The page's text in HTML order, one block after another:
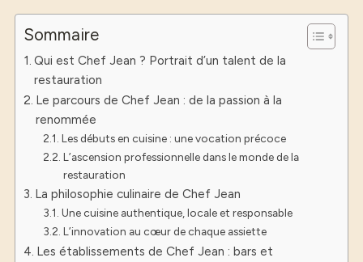
Sommaire
Qui est Chef Jean ? Portrait d’un talent de la
restauration
Le parcours de Chef Jean : de la passion à la
renommée
Les débuts en cuisine : une vocation précoce
L’ascension professionnelle dans le monde de la
restauration
La philosophie culinaire de Chef Jean
Une cuisine authentique, locale et responsable
L’innovation au cœur de chaque assiette
Les établissements de Chef Jean : bars et